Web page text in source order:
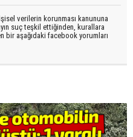
verilerin korunması kanununa
suç teşkil ettiğinden, kurallara
bir aşağıdaki facebook yorumları